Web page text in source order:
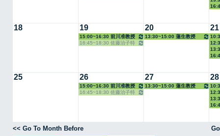
18 19
15:00~16:30 前川准教授
16:45~18:30 佐藤治子特
20
13:30~15:00 蓮生教授
21
授
25 26
15:00~16:30 前川准教授
16:45~18:30 佐藤治子特
27
13:30~15:00 蓮生教授
28
授
<< Go To Month Before